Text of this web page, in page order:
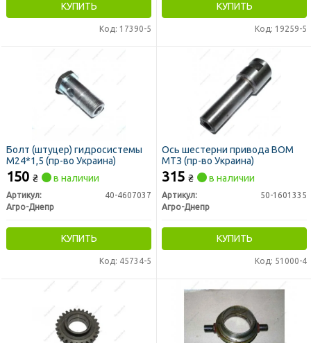
КУПИТЬ
Код: 17390-5
КУПИТЬ
Код: 19259-5
Болт (штуцер) гидросистемы
М24*1,5 (пр-во Украина)
150 ₴ в наличии
Артикул:
40-4607037
Агро-Днепр
КУПИТЬ
Код: 45734-5
Ось шестерни привода ВОМ
МТЗ (пр-во Украина)
315 ₴ в наличии
Артикул:
50-1601335
Агро-Днепр
КУПИТЬ
Код: 51000-4